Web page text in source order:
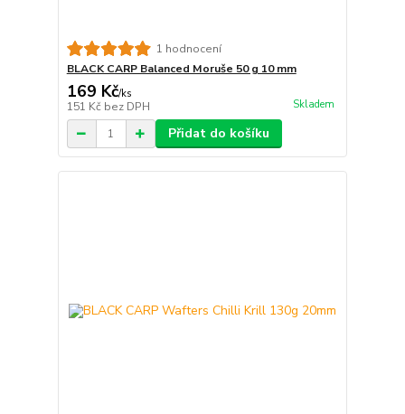
1 hodnocení
BLACK CARP Balanced Moruše 50 g 10 mm
169 Kč/ks
151 Kč bez DPH Skladem
Přidat do košíku